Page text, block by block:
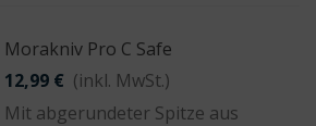
Morakniv Pro C Safe
12,99 € (inkl. MwSt.)
Mit abgerundeter Spitze aus